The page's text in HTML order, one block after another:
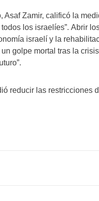
Zamir, calificó la
los israelíes”. Abrir
israelí y la
golpe mortal tras la
reducir las restricciones